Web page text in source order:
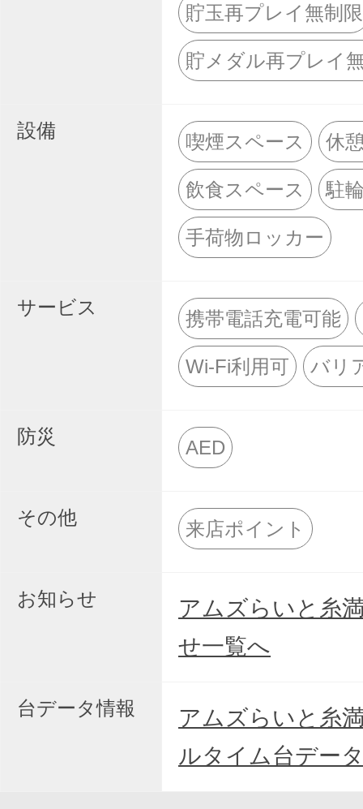
貯玉再プレイ無制限
貯メダル再プレイ
設備
喫煙スペース 休
飲食スペース 駐
手荷物ロッカー
サービス
携帯電話充電可能
Wi-Fi利用可 バリ
防災
AED
その他
来店ポイント
お知らせ
アムズらいと糸
せ一覧へ
台データ情報
アムズらいと糸
ルタイム台デー